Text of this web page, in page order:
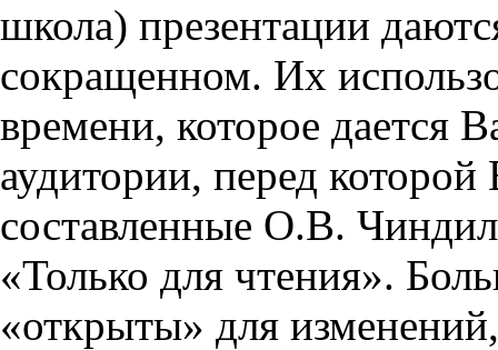
школа) презентации
сокращенном. Их
времени, которое дается
аудитории, перед
составленные О.В.
«Только для чтения».
«открыты» для